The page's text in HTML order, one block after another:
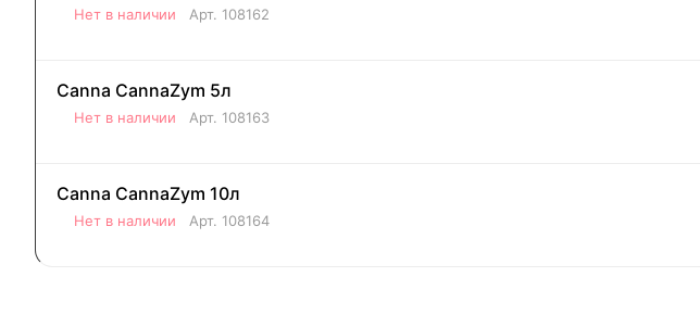
Нет в наличии Арт. 108162
Canna CannaZym 5л
Нет в наличии Арт. 108163
Canna CannaZym 10л
Нет в наличии Арт. 108164